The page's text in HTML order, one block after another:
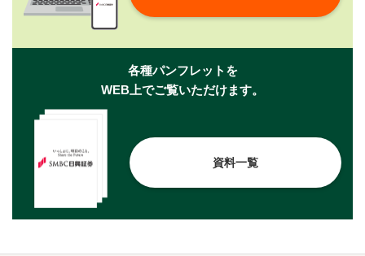
各種パンフレットを
WEB上でご覧いただけます。
資料一覧